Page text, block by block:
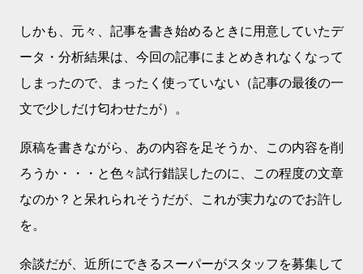
しかも、元々、記事を書き始めるときに用意していたデ
ータ・分析結果は、今回の記事にまとめきれなくなって
しまったので、まったく使っていない（記事の最後の一
文で少しだけ匂わせたが）。
原稿を書きながら、あの内容を足そうか、この内容を削
ろうか・・・と色々試行錯誤したのに、この程度の文章
なのか？と呆れられそうだが、これが実力なのでお許し
を。
余談だが、近所にできるスーパーがスタッフを募集して